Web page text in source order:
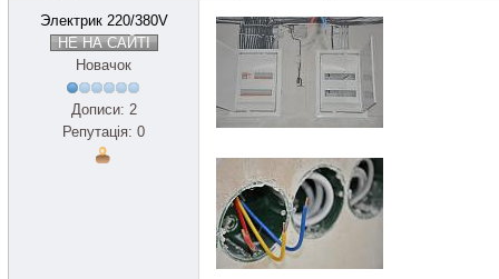
Электрик 220/380V
НЕ НА САЙТІ
Новачок
Дописи: 2
Репутація: 0